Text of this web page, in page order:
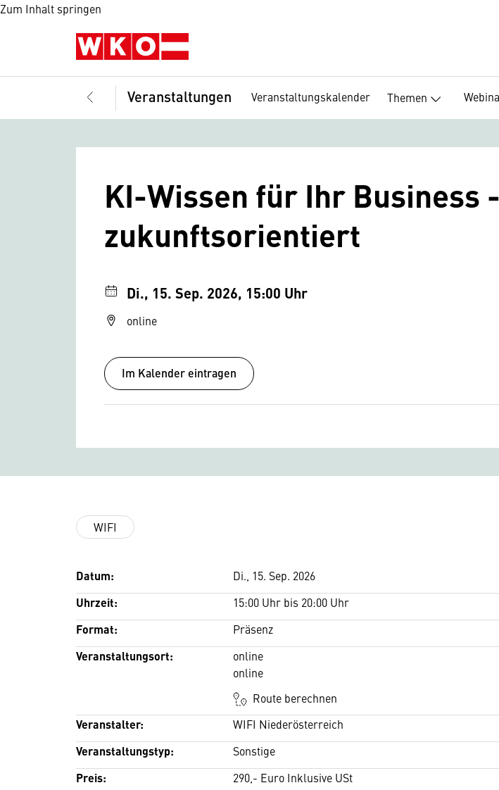
Zum Inhalt springen
Veranstaltungen Veranstaltungskalender Themen
KI-Wissen für Ihr Business
zukunftsorientiert
Di., 15. Sep. 2026, 15:00 Uhr
online
Im Kalender eintragen
WIFI
Datum: Di., 15. Sep. 2026
Uhrzeit: 15:00 Uhr bis 20:00 Uhr
Format: Präsenz
Veranstaltungsort:
online
online
Route berechnen
Veranstalter: WIFI Niederösterreich
Veranstaltungstyp: Sonstige
Preis: 290,- Euro Inklusive USt